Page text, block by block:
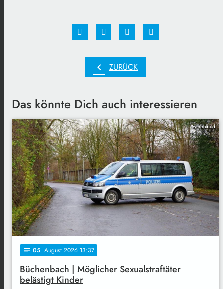
chevron_left ZURÜCK
Das könnte Dich auch interessieren
Symbolbild
notes 05. August 2026 13:37
Büchenbach | Möglicher Sexualstraftäter
belästigt Kinder